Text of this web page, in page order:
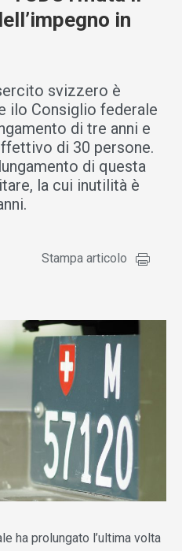
in
svizzero è
ilo Consiglio federale
di tre anni e
di 30 persone.
di questa
la cui inutilità è
Stampa articolo
ha prolungato l’ultima volta